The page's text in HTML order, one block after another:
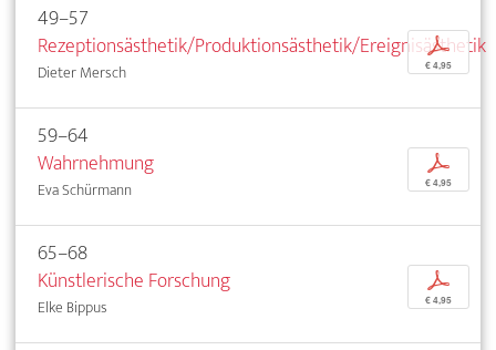
49–57
Rezeptionsästhetik/Produktionsästhetik/Ereignisästhetik
Dieter Mersch
p
€ 4,95
59–64
Wahrnehmung
Eva Schürmann
p
€ 4,95
65–68
Künstlerische Forschung
Elke Bippus
p
€ 4,95